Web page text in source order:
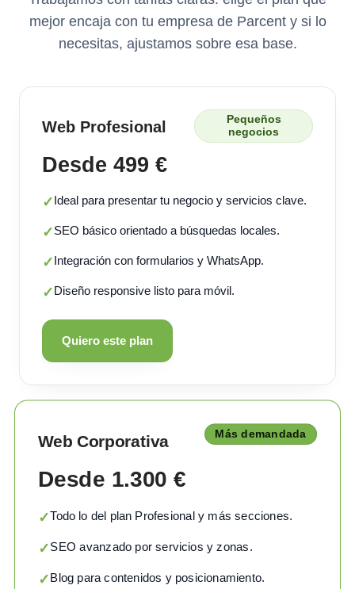
mejor encaja con tu empresa de Parcent y si lo
necesitas, ajustamos sobre esa base.
Web Profesional
Pequeños
negocios
Desde 499 €
✓Ideal para presentar tu negocio y servicios clave.
✓SEO básico orientado a búsquedas locales.
✓Integración con formularios y WhatsApp.
✓Diseño responsive listo para móvil.
Quiero este plan
Web Corporativa Más demandada
Desde 1.300 €
✓Todo lo del plan Profesional y más secciones.
✓SEO avanzado por servicios y zonas.
✓Blog para contenidos y posicionamiento.